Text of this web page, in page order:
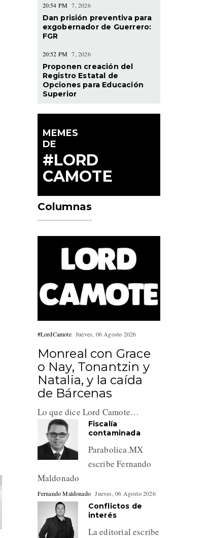
20:54 PM 7, 2026
Dan prisión preventiva para
exgobernador de Guerrero:
FGR
20:52 PM 7, 2026
Proponen creación del
Registro Estatal de
Opciones para Educación
Superior
MEMES
DE
#LORD
CAMOTE
Columnas
#LordCamote Jueves, 06 Agosto 2026
Monreal con Grace
o Nay, Tonantzin y
Natalia, y la caída
de Bárcenas
Lo que dice Lord Camote…
Fiscalía
contaminada
Parabolica.MX
escribe Fernando
Maldonado
Fernando Maldonado Jueves, 06 Agosto 2026
Conflictos de
interés
La editorial escribe